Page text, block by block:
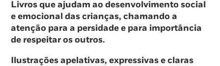
Livros que ajudam ao desenvolvimento social
e emocional das crianças, chamando a
atenção para a persidade e para importância
de respeitar os outros.
Ilustrações apelativas, expressivas e claras